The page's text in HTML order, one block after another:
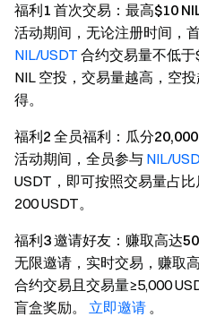
福利1 首次交易：最高$10
活动期间，无论注册时间，
NIL/USDT 合约交易量不低
NIL 空投，交易量越高，空
得。
福利2 全员福利：瓜分
活动期间，全员参与 NIL/
USDT，即可按照交易量占
200 USDT。
福利3 邀请好友：赚取高达
无限邀请，实时交易，赚取
合约交易且交易量≥5,000
盲盒奖励。 立即邀请 。